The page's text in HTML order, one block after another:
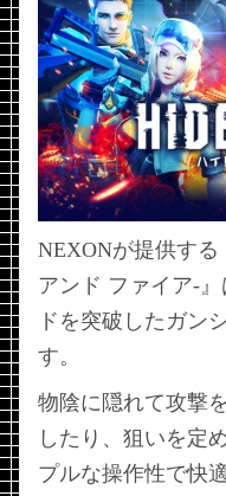
NEXONが提供する
アンド ファイア-
ドを突破したガン
す。
物陰に隠れて攻撃
したり、狙いを定
プルな操作性で快